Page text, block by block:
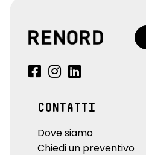
CONTATTI
Dove siamo
Chiedi un preventivo